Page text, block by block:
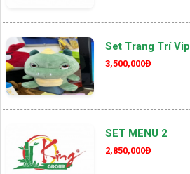
Set Trang Trí Vip
3,500,000Đ
SET MENU 2
2,850,000Đ